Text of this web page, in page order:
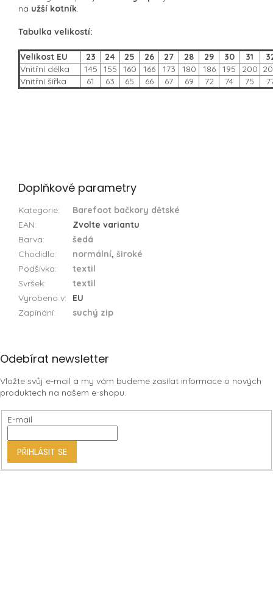
na užší kotník.
Tabulka velikostí:
Velikost EU 23 24 25 26 27 28 29 30 31
Vnitřní délka
145 155 160 166 173 180 186 195 200
Vnitřní šířka
61 63 65 66 67 69 72 74 75
Doplňkové parametry
Kategorie:
Barefoot bačkory dětské
EAN:
Zvolte variantu
Barva:
šedá
Chodidlo: normální, široké
Podšívka:
textil
Svršek:
textil
Vyrobeno v:
EU
Zapínání: suchý zip
Z
p
a
t
Odebírat newsletter
Vložte svůj e-mail a my vám budeme zasílat informace o nových
produktech na našem e-shopu.
E-mail
PŘIHLÁSIT SE